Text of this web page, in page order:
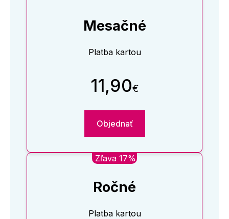
Mesačné
Platba kartou
11,90€
Objednať
Zľava 17%
Ročné
Platba kartou